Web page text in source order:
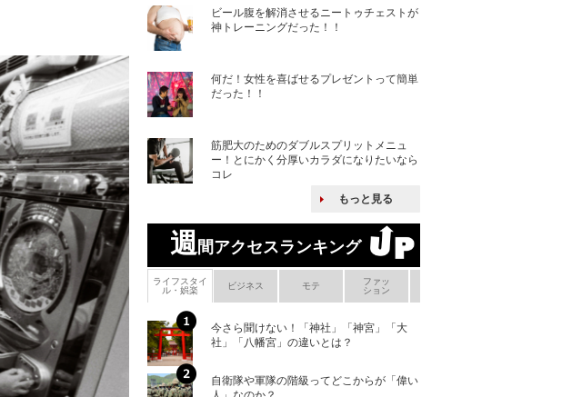
ビール腹を解消させるニートゥチェストが
神トレーニングだった！！
何だ！女性を喜ばせるプレゼントって簡単
だった！！
筋肥大のためのダブルスプリットメニュ
ー！とにかく分厚いカラダになりたいなら
コレ
もっと見る
週間アクセスランキング
ライフスタイ
ル・娯楽
ビジネス モテ
ファッ
ション
今さら聞けない！「神社」「神宮」「大
社」「八幡宮」の違いとは？
自衛隊や軍隊の階級ってどこからが「偉い